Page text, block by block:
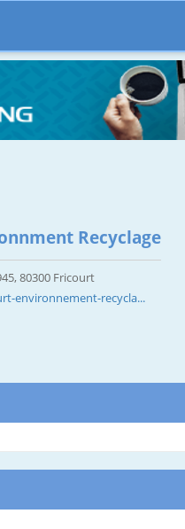
Recyclage
80300 Fricourt
environnement-recycla...